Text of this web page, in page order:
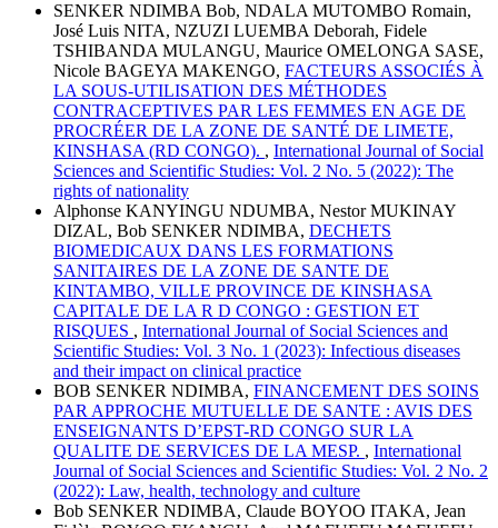
SENKER NDIMBA Bob, NDALA MUTOMBO Romain,
José Luis NITA, NZUZI LUEMBA Deborah, Fidele
TSHIBANDA MULANGU, Maurice OMELONGA SASE,
Nicole BAGEYA MAKENGO, FACTEURS ASSOCIÉS À
LA SOUS-UTILISATION DES MÉTHODES
CONTRACEPTIVES PAR LES FEMMES EN AGE DE
PROCRÉER DE LA ZONE DE SANTÉ DE LIMETE,
KINSHASA (RD CONGO). , International Journal of Social
Sciences and Scientific Studies: Vol. 2 No. 5 (2022): The
rights of nationality
Alphonse KANYINGU NDUMBA, Nestor MUKINAY
DIZAL, Bob SENKER NDIMBA, DECHETS
BIOMEDICAUX DANS LES FORMATIONS
SANITAIRES DE LA ZONE DE SANTE DE
KINTAMBO, VILLE PROVINCE DE KINSHASA
CAPITALE DE LA R D CONGO : GESTION ET
RISQUES , International Journal of Social Sciences and
Scientific Studies: Vol. 3 No. 1 (2023): Infectious diseases
and their impact on clinical practice
BOB SENKER NDIMBA, FINANCEMENT DES SOINS
PAR APPROCHE MUTUELLE DE SANTE : AVIS DES
ENSEIGNANTS D’EPST-RD CONGO SUR LA
QUALITE DE SERVICES DE LA MESP. , International
Journal of Social Sciences and Scientific Studies: Vol. 2 No. 2
(2022): Law, health, technology and culture
Bob SENKER NDIMBA, Claude BOYOO ITAKA, Jean